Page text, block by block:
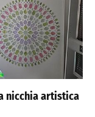
nicchia artistica